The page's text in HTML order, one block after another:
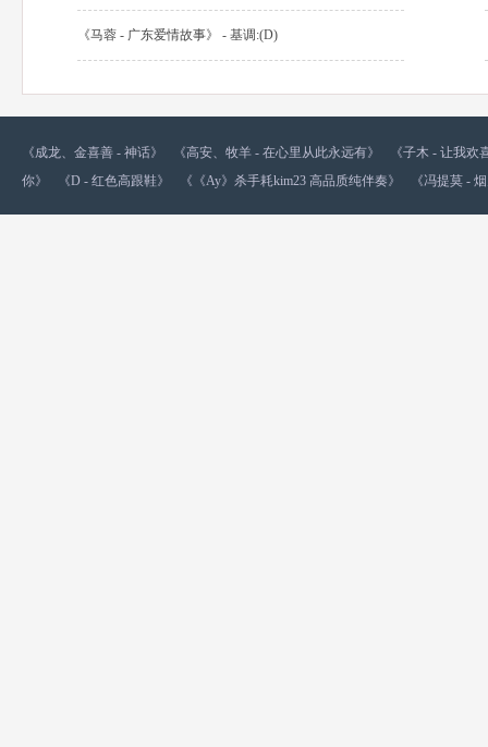
《马蓉 - 广东爱情故事》 - 基调:(D)
《成龙、金喜善 - 神话》 《高安、牧羊 - 在心里从此永远有》
《子木 - 让我欢
你》
《D - 红色高跟鞋》 《《Ay》杀手耗kim23 高品质纯伴奏》 《冯提莫 -